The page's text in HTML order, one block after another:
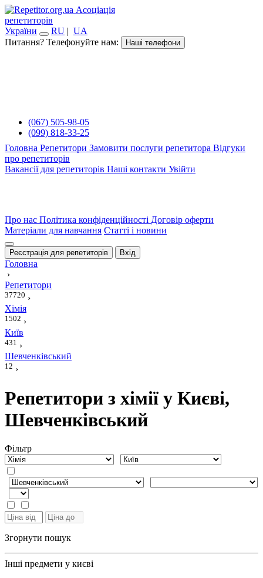
Асоціація
репетиторів
України
RU | UA
Питання? Телефонуйте нам:
Наші телефони
(067) 505-98-05
(099) 818-33-25
Головна Репетитори Замовити послуги репетитора Відгуки
про репетиторів
Вакансії для репетиторів Наші контакти Увійти
Про нас Політика конфіденційності Договір оферти
Матеріали для навчання Статті і новини
Реєстрація для репетиторів Вхід
Головна
›
Репетитори
37720 ›
Хімія
1502 ›
Київ
431 ›
Шевченківський
12 ›
Репетитори з хімії у Києві,
Шевченківський
Фiльтр
Згорнути пошук
Інші предмети у києві